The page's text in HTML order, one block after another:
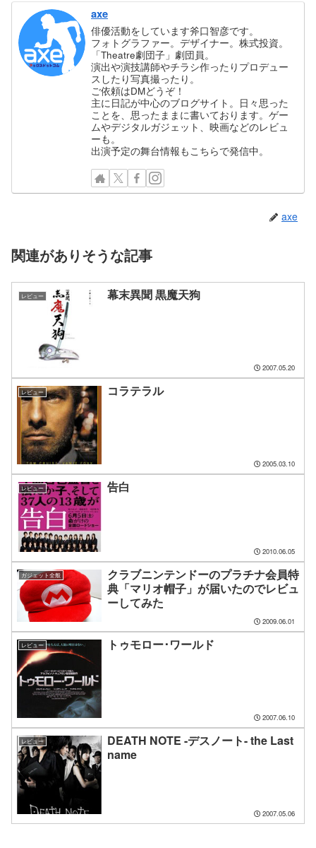
axe
俳優活動をしています斧口智彦です。
フォトグラファー。デザイナー。株式投資。
「Theatre劇団子」劇団員。
演出や演技講師やチラシ作ったりプロデュー
スしたり写真撮ったり。
ご依頼はDMどうぞ！
主に日記が中心のブログサイト。日々思った
ことを、思ったままに書いております。ゲー
ムやデジタルガジェット、映画などのレビュ
ーも。
出演予定の舞台情報もこちらで発信中。
axe
関連がありそうな記事
レビュー 幕末異聞 黒魔天狗
2007.05.20
レビュー コラテラル
2005.03.10
レビュー 告白
2010.06.05
ガジェット全般
クラブニンテンドーのプラチナ会員特
典「マリオ帽子」が届いたのでレビュ
ーしてみた
2009.06.01
レビュー トゥモロー･ワールド
2007.06.10
レビュー
DEATH NOTE -デスノート- the Last
name
2007.05.06